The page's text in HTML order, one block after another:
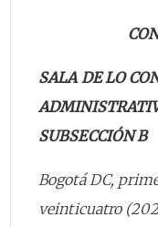
SALA DE LO
SUBSECCIÓN B
Bogotá DC,
veinticuatro